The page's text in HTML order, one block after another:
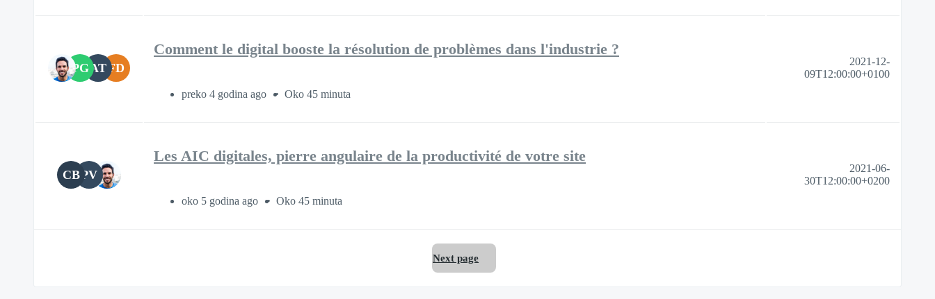
PG AT FD
Comment le digital booste la résolution de problèmes dans l'industrie ?
preko 4 godina ago Oko 45 minuta
2021-12-
09T12:00:00+0100
CB PV
Les AIC digitales, pierre angulaire de la productivité de votre site
oko 5 godina ago Oko 45 minuta
2021-06-
30T12:00:00+0200
Next page